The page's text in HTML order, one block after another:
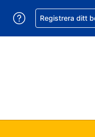
nuvarande valuta är
språk. Ditt nuvarande
Få hjälp med din
Registrera ditt